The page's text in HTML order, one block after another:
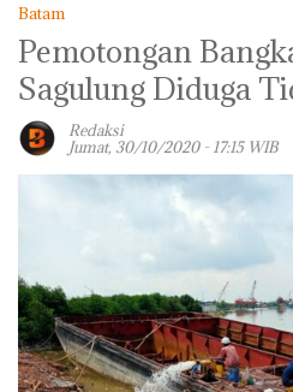
Batam
Pemotongan
Sagulung Diduga
Redaksi
Jumat, 30/10/2020 - 17:15 WIB